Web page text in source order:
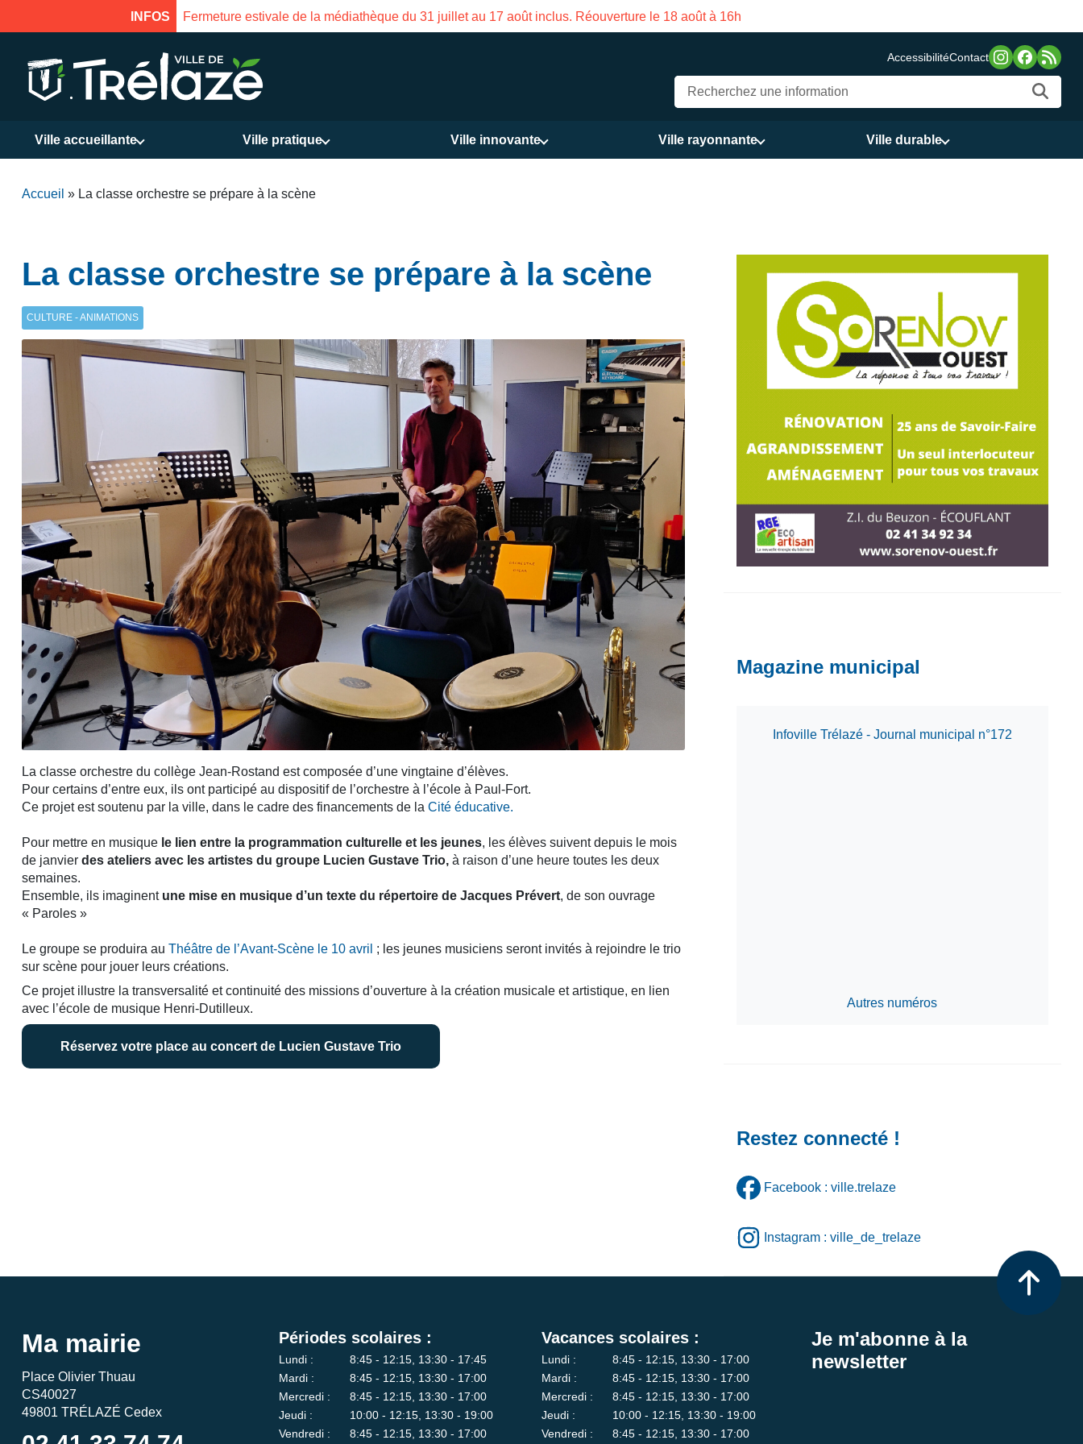
INFOS
le 18 août à 16h Fermeture estivale de la Maison des Services publics Vasco de Gama du 3 au 21 août
AccessibilitéContact
Ville accueillante Ville pratique Ville innovante Ville rayonnante Ville durable
Accueil » La classe orchestre se prépare à la scène
La classe orchestre se prépare à la scène
CULTURE - ANIMATIONS
La classe orchestre du collège Jean-Rostand est composée d’une vingtaine d’élèves.
Pour certains d’entre eux, ils ont participé au dispositif de l’orchestre à l’école à Paul-Fort.
Ce projet est soutenu par la ville, dans le cadre des financements de la Cité éducative.
Pour mettre en musique le lien entre la programmation culturelle et les jeunes, les élèves suivent depuis le mois
de janvier des ateliers avec les artistes du groupe Lucien Gustave Trio, à raison d’une heure toutes les deux
semaines.
Ensemble, ils imaginent une mise en musique d’un texte du répertoire de Jacques Prévert, de son ouvrage
« Paroles »
Le groupe se produira au Théâtre de l’Avant-Scène le 10 avril ; les jeunes musiciens seront invités à rejoindre le trio
sur scène pour jouer leurs créations.
Ce projet illustre la transversalité et continuité des missions d’ouverture à la création musicale et artistique, en lien
avec l’école de musique Henri-Dutilleux.
Réservez votre place au concert de Lucien Gustave Trio
Magazine municipal
Infoville Trélazé - Journal municipal n°172
Autres numéros
Restez connecté !
Facebook : ville.trelaze
Instagram : ville_de_trelaze
Ma mairie
Place Olivier Thuau
CS40027
49801 TRÉLAZÉ Cedex
Périodes scolaires :
Lundi :
8:45 - 12:15, 13:30 - 17:45
Mardi :
8:45 - 12:15, 13:30 - 17:00
Mercredi :
8:45 - 12:15, 13:30 - 17:00
Jeudi :
10:00 - 12:15, 13:30 - 19:00
Vendredi :
8:45 - 12:15, 13:30 - 17:00
Vacances scolaires :
Lundi :
8:45 - 12:15, 13:30 - 17:00
Mardi :
8:45 - 12:15, 13:30 - 17:00
Mercredi :
8:45 - 12:15, 13:30 - 17:00
Jeudi :
10:00 - 12:15, 13:30 - 19:00
Vendredi :
8:45 - 12:15, 13:30 - 17:00
Je m'abonne à la
newsletter